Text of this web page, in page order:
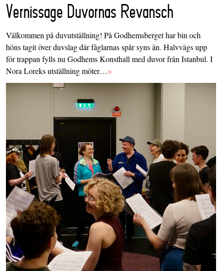
Vernissage Duvornas Revansch
Välkommen på duvutställning! På Godhemsberget har bin och
höns tagit över duvslag där fåglarnas spår syns än. Halvvägs upp
för trappan fylls nu Godhems Konsthall med duvor från Istanbul. I
Nora Loreks utställning möter…>